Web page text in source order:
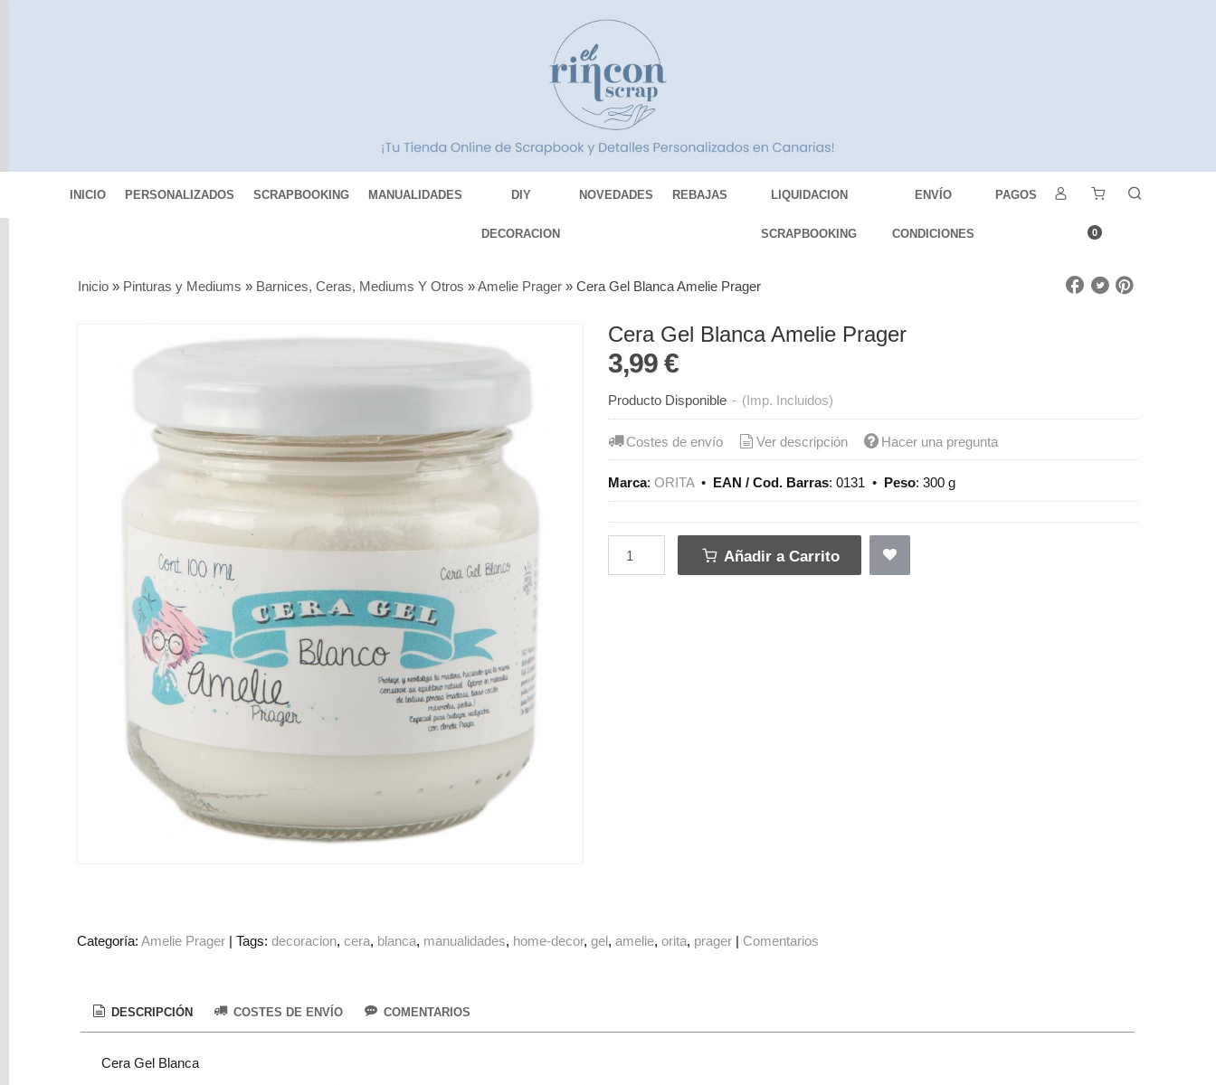
INICIO PERSONALIZADOS SCRAPBOOKING MANUALIDADES DIY
DECORACION
NOVEDADES REBAJAS LIQUIDACION
SCRAPBOOKING
ENVÍO
CONDICIONES
PAGOS
0
Scrapbooking
DECORACION
Marcas
Inicio » Pinturas y Mediums » Barnices, Ceras, Mediums Y Otros »Amelie Prager »Cera Gel Blanca Amelie Prager
Cera Gel Blanca Amelie Prager
3,99 €
Producto Disponible - (Imp. Incluidos)
Costes de envío Ver descripción Hacer una pregunta
Marca:ORITA• EAN / Cod. Barras:0131 • Peso:300 g
Añadir a Carrito
Categoría:Amelie Prager |Tags:decoracion cera blanca manualidades home-decor gel amelie orita prager | Comentarios
DESCRIPCIÓN COSTES DE ENVÍO COMENTARIOS
Cera Gel Blanca